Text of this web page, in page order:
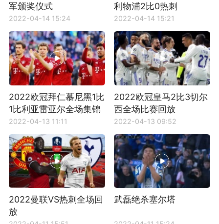
军颁奖仪式
2022-04-14 15:24
利物浦2比0热刺
2022-04-14 15:21
2022欧冠拜仁慕尼黑1比
1比利亚雷亚尔全场集锦
2022-04-13 11:11
2022欧冠皇马2比3切尔
西全场比赛回放
2022-04-13 09:52
2022曼联VS热刺全场回
放
武磊绝杀塞尔塔